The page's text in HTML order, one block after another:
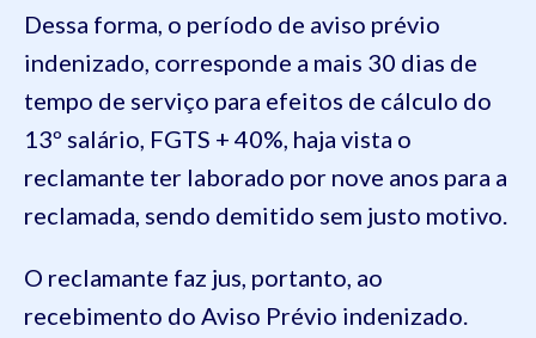
Dessa forma, o período de aviso prévio
indenizado, corresponde a mais 30 dias de
tempo de serviço para efeitos de cálculo do
13º salário, FGTS + 40%, haja vista o
reclamante ter laborado por nove anos para a
reclamada, sendo demitido sem justo motivo.
O reclamante faz jus, portanto, ao
recebimento do Aviso Prévio indenizado.